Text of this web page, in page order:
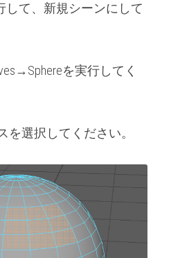
して、新規シーンにして
を実行してく
を選択してください。